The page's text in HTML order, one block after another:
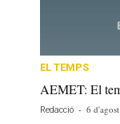
EL TEMPS
AEMET: El
Redacció - 6